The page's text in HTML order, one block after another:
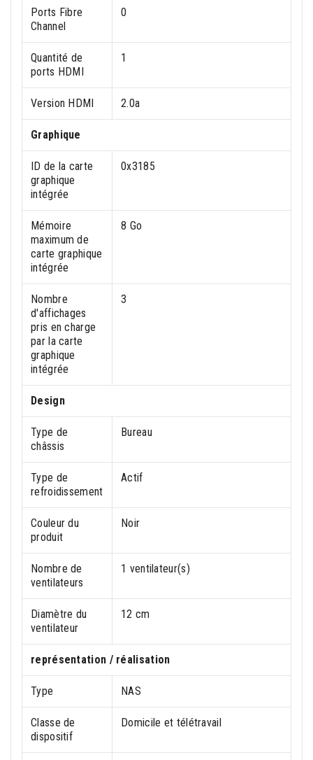
Ports Fibre
Channel
0
Quantité de
ports HDMI
1
Version HDMI 2.0a
Graphique
ID de la carte
graphique
intégrée
0x3185
Mémoire
maximum de
carte graphique
intégrée
8 Go
Nombre
d'affichages
pris en charge
par la carte
graphique
intégrée
3
Design
Type de
châssis
Bureau
Type de
refroidissement
Actif
Couleur du
produit
Noir
Nombre de
ventilateurs
1 ventilateur(s)
Diamètre du
ventilateur
12 cm
représentation / réalisation
Type NAS
Classe de
dispositif
Domicile et télétravail